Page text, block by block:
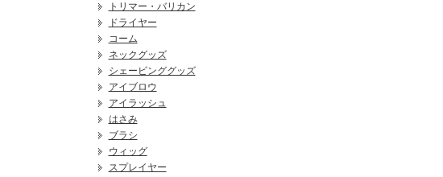
トリマー・バリカン
ドライヤー
コーム
ネックグッズ
シェービンググッズ
アイブロウ
アイラッシュ
はさみ
ブラシ
ウィッグ
スプレイヤー